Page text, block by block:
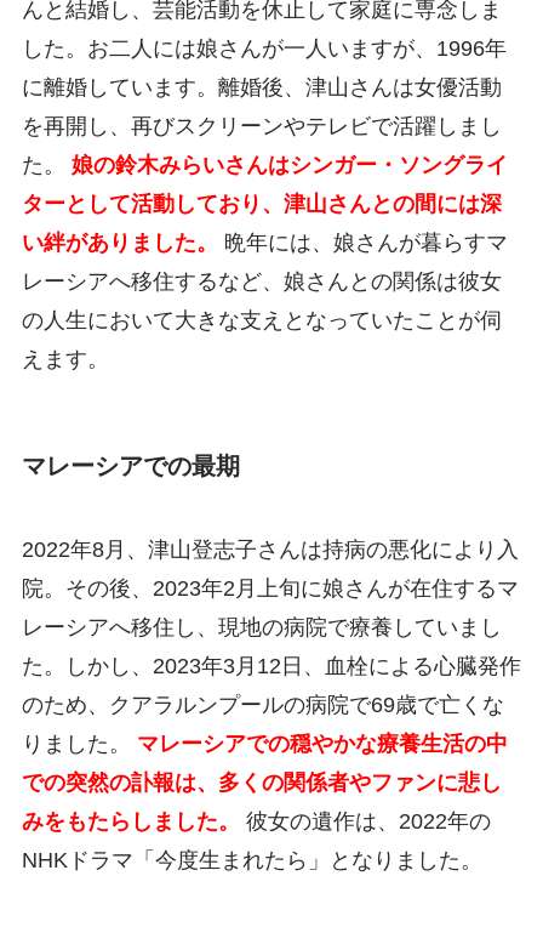
んと結婚し、芸能活動を休止して家庭に専念しま
した。お二人には娘さんが一人いますが、1996年
に離婚しています。離婚後、津山さんは女優活動
を再開し、再びスクリーンやテレビで活躍しまし
た。 娘の鈴木みらいさんはシンガー・ソングライ
ターとして活動しており、津山さんとの間には深
い絆がありました。
晩年には、娘さんが暮らすマ
レーシアへ移住するなど、娘さんとの関係は彼女
の人生において大きな支えとなっていたことが伺
えます。
マレーシアでの最期
2022年8月、津山登志子さんは持病の悪化により入
院。その後、2023年2月上旬に娘さんが在住するマ
レーシアへ移住し、現地の病院で療養していまし
た。しかし、2023年3月12日、血栓による心臓発作
のため、クアラルンプールの病院で69歳で亡くな
りました。 マレーシアでの穏やかな療養生活の中
での突然の訃報は、多くの関係者やファンに悲し
みをもたらしました。
彼女の遺作は、2022年の
NHKドラマ「今度生まれたら」となりました。